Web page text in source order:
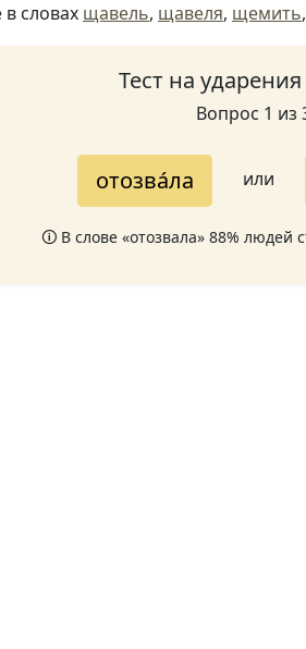
словах щавель, щавеля, щемить,
Тест на
Вопрос 1 из
отозва́ла или
🛈 В слове «отозвала» 88% людей